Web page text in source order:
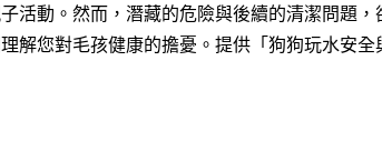
活動。然而，潛藏的危險與後續的清潔問題，
解您對毛孩健康的擔憂。提供「狗狗玩水安全